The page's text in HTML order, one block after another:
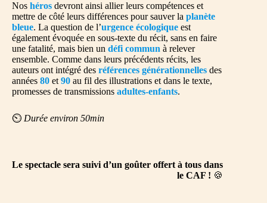
Nos héros devront ainsi allier leurs compétences et
mettre de côté leurs différences pour sauver la planète
bleue. La question de l’urgence écologique est
également évoquée en sous-texte du récit, sans en faire
une fatalité, mais bien un défi commun à relever
ensemble. Comme dans leurs précédents récits, les
auteurs ont intégré des références générationnelles des
années 80 et 90 au fil des illustrations et dans le texte,
promesses de transmissions adultes-enfants.
⏲️ Durée environ 50min
Le spectacle sera suivi d’un goûter offert à tous dans
le CAF ! 🍪